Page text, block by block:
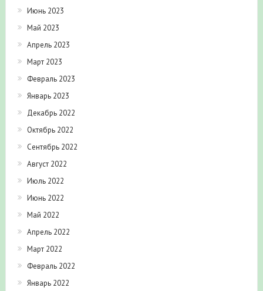
Июнь 2023
Май 2023
Апрель 2023
Март 2023
Февраль 2023
Январь 2023
Декабрь 2022
Октябрь 2022
Сентябрь 2022
Август 2022
Июль 2022
Июнь 2022
Май 2022
Апрель 2022
Март 2022
Февраль 2022
Январь 2022